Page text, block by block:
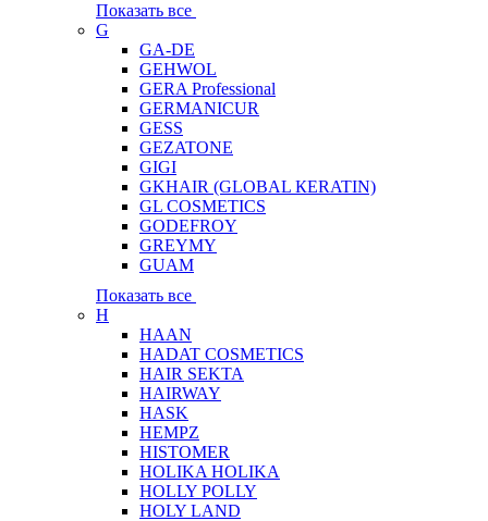
Показать все
G
GA-DE
GEHWOL
GERA Professional
GERMANICUR
GESS
GEZATONE
GIGI
GKHAIR (GLOBAL КЕRATIN)
GL COSMETICS
GODEFROY
GREYMY
GUAM
Показать все
H
HAAN
HADAT COSMETICS
HAIR SEKTA
HAIRWAY
HASK
HEMPZ
HISTOMER
HOLIKA HOLIKA
HOLLY POLLY
HOLY LAND